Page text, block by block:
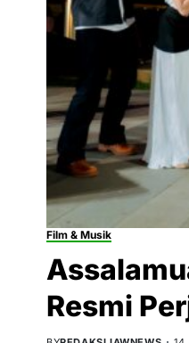
Film & Musik
Resmi